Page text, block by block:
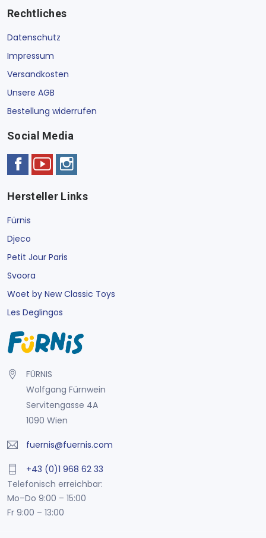
Rechtliches
Datenschutz
Impressum
Versandkosten
Unsere AGB
Bestellung widerrufen
Social Media
Hersteller Links
Fürnis
Djeco
Petit Jour Paris
Svoora
Woet by New Classic Toys
Les Deglingos
FÜRNIS
Wolfgang Fürnwein
Servitengasse 4A
1090 Wien
fuernis@fuernis.com
+43 (0)1 968 62 33
Telefonisch erreichbar:
Mo–Do 9:00 – 15:00
Fr 9:00 – 13:00